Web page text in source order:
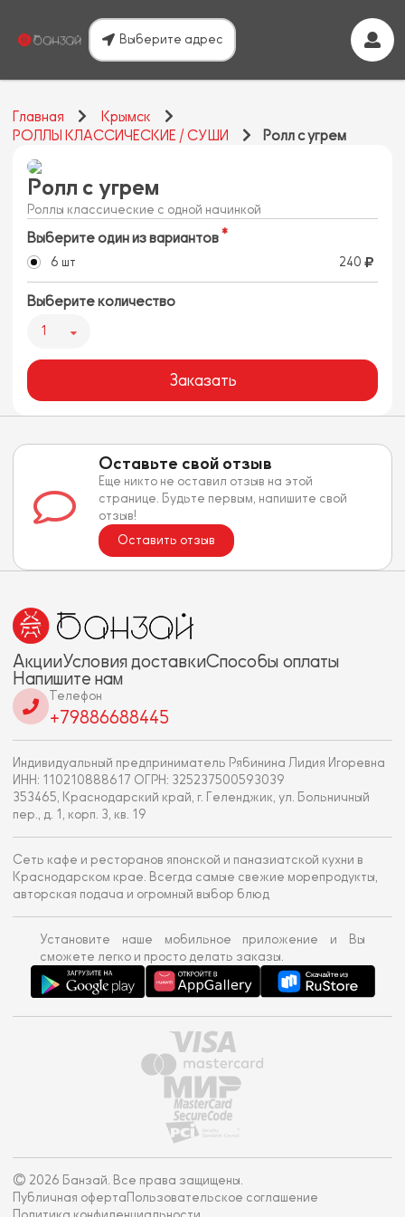
Выберите адрес
Главная
Крымск
РОЛЛЫ КЛАССИЧЕСКИЕ / СУШИ
Ролл с угрем
Ролл с угрем
Роллы классические с одной начинкой
Выберите один из вариантов
6 шт 240
Выберите количество
1
Заказать
Оставьте свой отзыв
Еще никто не оставил отзыв на этой
странице. Будьте первым, напишите свой
отзыв!
Оставить отзыв
АкцииУсловия доставкиСпособы оплаты
Напишите нам
Телефон
+79886688445
Индивидуальный предприниматель Рябинина Лидия Игоревна
ИНН: 110210888617 ОГРН: 325237500593039
353465, Краснодарский край, г. Геленджик, ул. Больничный
пер., д. 1, корп. 3, кв. 19
Сеть кафе и ресторанов японской и паназиатской кухни в
Краснодарском крае. Всегда самые свежие морепродукты,
авторская подача и огромный выбор блюд
Установите наше мобильное приложение и Вы
сможете легко и просто делать заказы.
© 2026 Банзай. Все права защищены.
Публичная оферта Пользовательское соглашение